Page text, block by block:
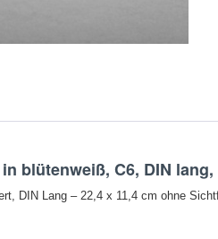
blütenweiß, C6, DIN
DIN Lang – 22,4 x 11,4 cm ohne